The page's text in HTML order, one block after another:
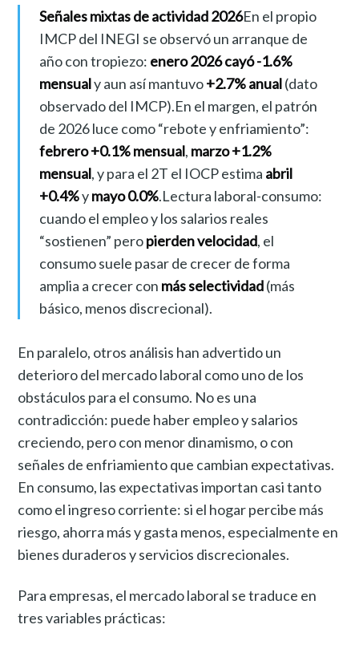
Señales mixtas de actividad 2026En el propio
IMCP del INEGI se observó un arranque de
año con tropiezo: enero 2026 cayó -1.6%
mensualy aun así mantuvo+2.7% anual(dato
observado del IMCP).En el margen, el patrón
de 2026 luce como “rebote y enfriamiento”:
febrero +0.1% mensual, marzo +1.2%
mensual, y para el 2T el IOCP estima abril
+0.4%ymayo 0.0%.Lectura laboral-consumo:
cuando el empleo y los salarios reales
“sostienen” peropierden velocidad, el
consumo suele pasar de crecer de forma
amplia a crecer con más selectividad(más
básico, menos discrecional).
En paralelo, otros análisis han advertido un
deterioro del mercado laboral como uno de los
obstáculos para el consumo. No es una
contradicción: puede haber empleo y salarios
creciendo, pero con menor dinamismo, o con
señales de enfriamiento que cambian expectativas.
En consumo, las expectativas importan casi tanto
como el ingreso corriente: si el hogar percibe más
riesgo, ahorra más y gasta menos, especialmente en
bienes duraderos y servicios discrecionales.
Para empresas, el mercado laboral se traduce en
tres variables prácticas: